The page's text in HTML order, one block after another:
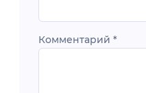
Комментарий *